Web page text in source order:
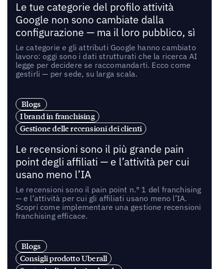
Le tue categorie del profilo attività
Google non sono cambiate dalla
configurazione — ma il loro pubblico, sì
Le categorie e gli attributi Google hanno cambiato
lavoro: oggi sono i dati strutturati che la ricerca AI
legge per decidere se raccomandarti. Ecco come
gestirli — per sede, su larga scala.
Blogs
I brand in franchising
Gestione delle recensioni dei clienti
Le recensioni sono il più grande pain
point degli affiliati — e l’attività per cui
usano meno l’IA
Le recensioni sono il pain point n.° 1 del franchising
— e l’attività per cui gli affiliati usano meno l’IA.
Scopri come implementare una gestione recensioni
franchising efficace.
Blogs
Consigli prodotto Uberall